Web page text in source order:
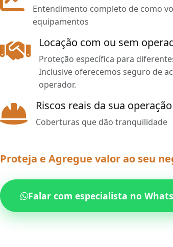
Entendimento completo de como
equipamentos
Locação com ou sem
Proteção específica para
Inclusive oferecemos seguro de
operador.
Riscos reais da sua operação
Coberturas que dão tranquilidade
Proteja e Agregue valor ao seu
Falar com especialista no